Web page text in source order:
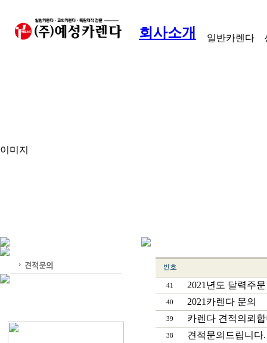
회사소개 일반카렌다
이미지
41 2021년도 달력주
40 2021카렌다 문의
39 카렌다 견적의뢰
38 견적문의드립니다.